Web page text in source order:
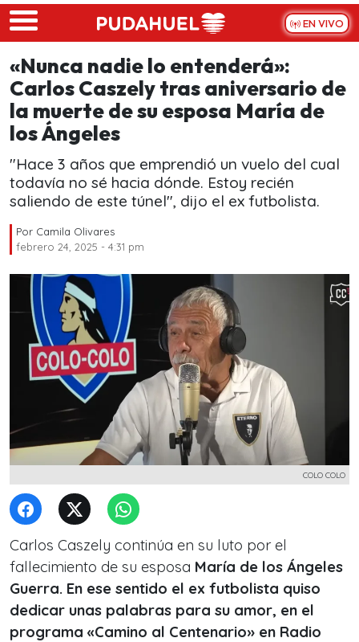
Skip to main content
EN VIVO
«Nunca nadie lo entenderá»:
Carlos Caszely tras aniversario de
la muerte de su esposa María de
los Ángeles
"Hace 3 años que emprendió un vuelo del cual
todavía no sé hacia dónde. Estoy recién
saliendo de este túnel", dijo el ex futbolista.
Por Camila Olivares
febrero 24, 2025 - 4:31 pm
COLO COLO
Carlos Caszely continúa en su luto por el
fallecimiento de su esposa María de los Ángeles
Guerra. En ese sentido el ex futbolista quiso
dedicar unas palabras para su amor, en el
programa «Camino al Centenario» en Radio